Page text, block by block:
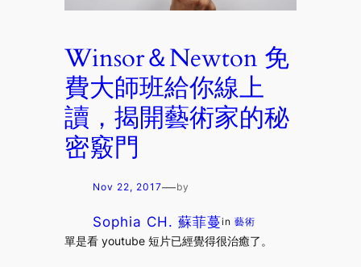
Winsor＆Newton 免
費大師班給你線上
讀，揭開藝術家的秘
密竅門
Nov 22, 2017—by
Sophia CH. 蘇菲蔓in藝術
單是看 youtube 短片已經覺得很治癒了。